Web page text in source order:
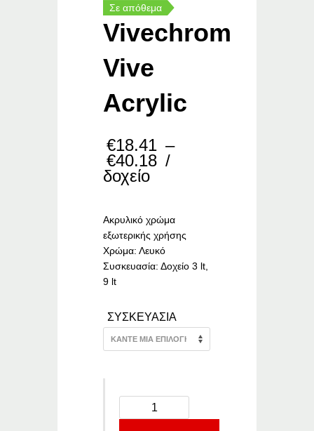
Σε απόθεμα
Vivechrom
Vive
Acrylic
€18.41 –
€40.18 Price
€40.18
/
δοχείο
Ακρυλικό χρώμα
εξωτερικής χρήσης
Χρώμα: Λευκό
Συσκευασία: Δοχείο 3 lt,
9 lt
ΣΥΣΚΕΥΑΣΙΑ